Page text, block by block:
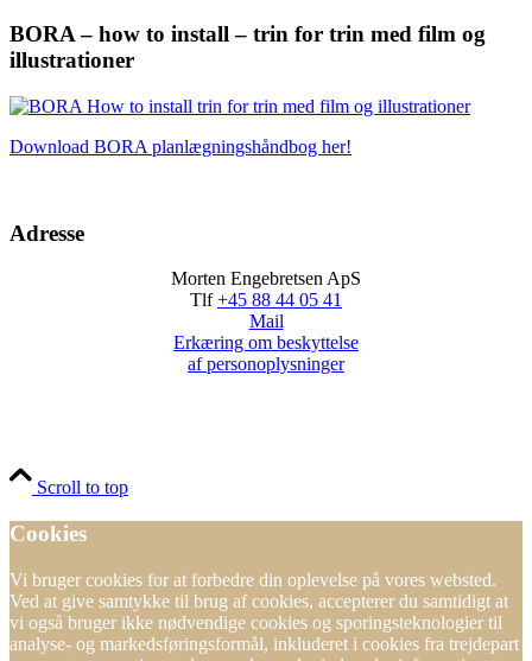
BORA – how to install – trin for trin med film og
illustrationer
Download BORA planlægningshåndbog her!
Adresse
Morten Engebretsen ApS
Tlf+45 88 44 05 41
Mail
Erkæring om beskyttelse
af personoplysninger
Scroll to top
Cookies
Vi bruger cookies for at forbedre din oplevelse på vores websted.
Ved at give samtykke til brug af cookies, accepterer du samtidigt at
vi også bruger ikke nødvendige cookies og sporingsteknologier til
analyse- og markedsføringsformål, inkluderet i cookies fra trejdepart